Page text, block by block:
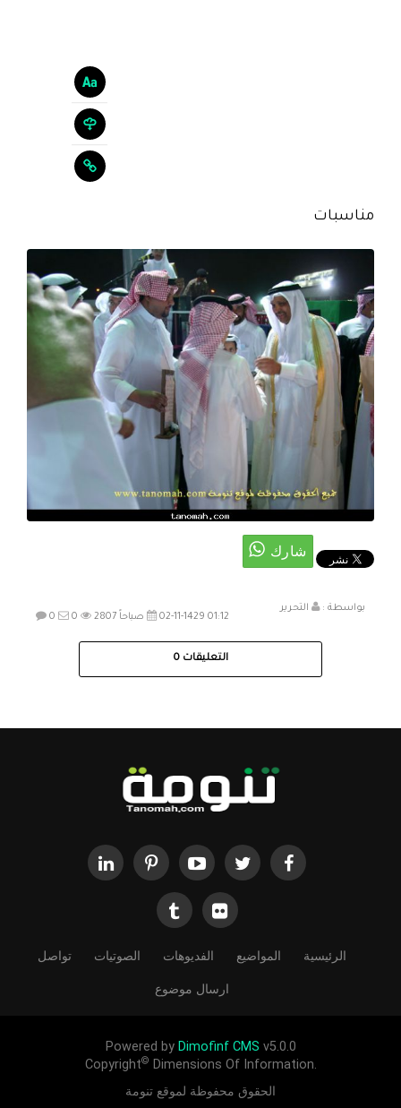
مناسبات
بواسطة :
التحرير
02-11-1429 01:12 صباحاً
0 0 2807
التعليقات 0
الرئيسية المواضيع الفديوهات الصوتيات تواصل
ارسال موضوع
Powered by Dimofinf CMS v5.0.0
Copyright© Dimensions Of Information.
الحقوق محفوظة لموقع تنومة